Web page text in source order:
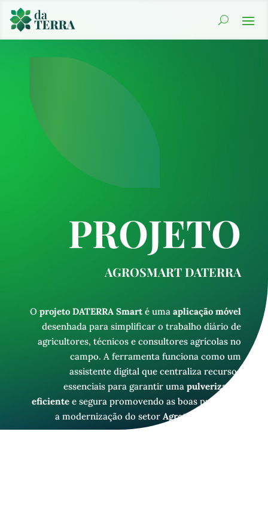
PROJETO
AGROSMART DATERRA
Oprojeto DATERRA Smarté umaaplicação móvel
desenhada para simplificar o trabalho diário de
agricultores, técnicos e consultores agrícolas no
campo. A ferramenta funciona como um
assistente digital que centraliza recursos
essenciais para garantir umapulverização
eficiente e segura promovendo as boas práticas e
a modernização do setorAgrotech